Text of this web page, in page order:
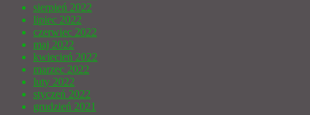
sierpień 2022
lipiec 2022
czerwiec 2022
maj 2022
kwiecień 2022
marzec 2022
luty 2022
styczeń 2022
grudzień 2021